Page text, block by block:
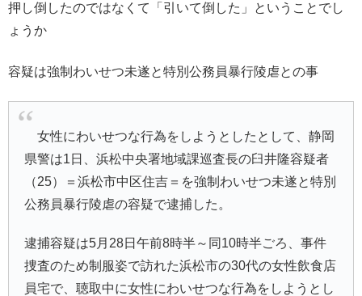
押し倒したのではなくて「引いて倒した」ということでし
ょうか
容疑は強制わいせつ未遂と特別公務員暴行陵虐との事
女性にわいせつな行為をしようとしたとして、静岡
県警は1日、浜松中央署地域課巡査長の臼井隆容疑者
（25）＝浜松市中区住吉＝を強制わいせつ未遂と特別
公務員暴行陵虐の容疑で逮捕した。
逮捕容疑は5月28日午前8時半～同10時半ごろ、事件
捜査のため制服姿で訪れた浜松市の30代の女性飲食店
員宅で、聴取中に女性にわいせつな行為をしようとし